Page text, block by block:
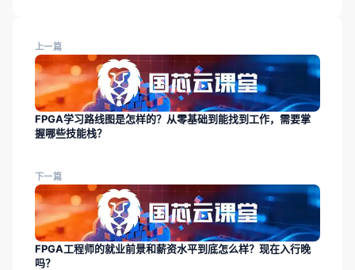
上一篇
FPGA学习路线图是怎样的？从零基础到能找到工作，需要掌
握哪些技能栈？
下一篇
FPGA工程师的就业前景和薪资水平到底怎么样？现在入行晚
吗？